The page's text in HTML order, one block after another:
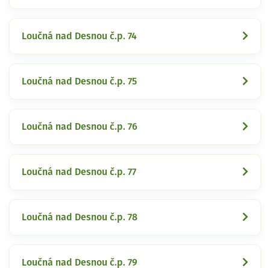
Loučná nad Desnou č.p. 74
Loučná nad Desnou č.p. 75
Loučná nad Desnou č.p. 76
Loučná nad Desnou č.p. 77
Loučná nad Desnou č.p. 78
Loučná nad Desnou č.p. 79